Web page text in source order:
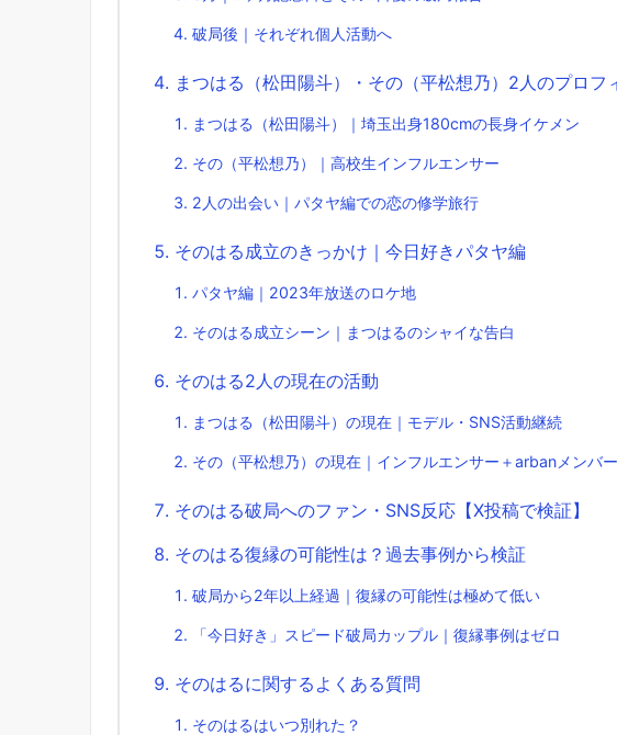
破局後｜それぞれ個人活動へ
まつはる（松田陽斗）・その（平松想乃）2人のプロフ
まつはる（松田陽斗）｜埼玉出身180cmの長身イケメン
その（平松想乃）｜高校生インフルエンサー
2人の出会い｜パタヤ編での恋の修学旅行
そのはる成立のきっかけ｜今日好きパタヤ編
パタヤ編｜2023年放送のロケ地
そのはる成立シーン｜まつはるのシャイな告白
そのはる2人の現在の活動
まつはる（松田陽斗）の現在｜モデル・SNS活動継続
その（平松想乃）の現在｜インフルエンサー＋arbanメンバー
そのはる破局へのファン・SNS反応【X投稿で検証】
そのはる復縁の可能性は？過去事例から検証
破局から2年以上経過｜復縁の可能性は極めて低い
「今日好き」スピード破局カップル｜復縁事例はゼロ
そのはるに関するよくある質問
そのはるはいつ別れた？